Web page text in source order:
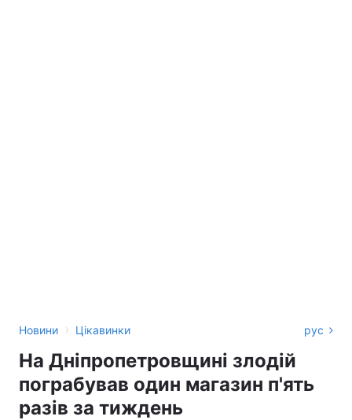
Новини › Цікавинки рус
На Дніпропетровщині злодій
пограбував один магазин п'ять
разів за тиждень